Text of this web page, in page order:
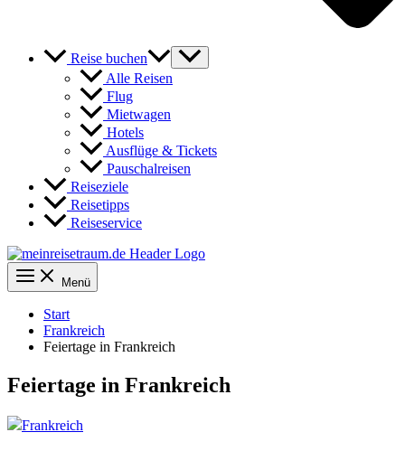
Reise buchen
Alle Reisen
Flug
Mietwagen
Hotels
Ausflüge & Tickets
Pauschalreisen
Reiseziele
Reisetipps
Reiseservice
Menü
Start
Frankreich
Feiertage in Frankreich
Feiertage in Frankreich
Frankreich